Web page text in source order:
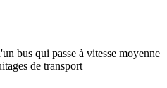
bus qui passe à vitesse moyenne
de transport